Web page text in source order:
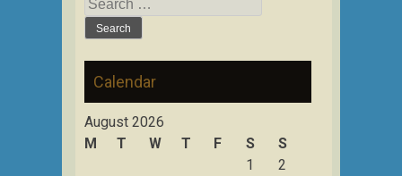
for:
Calendar
August 2026
M
T W T F S
S
1
2